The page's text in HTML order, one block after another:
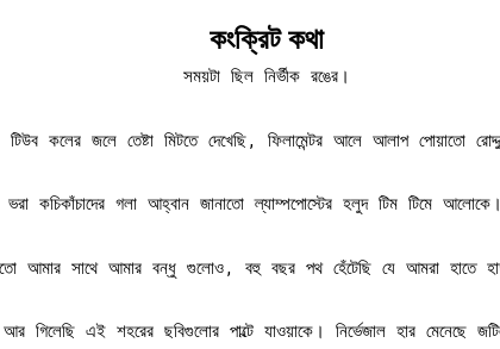
কংক্রিট কথা
সময়টা ছিল নির্ভীক রঙের।
কলের জলে তেষ্টা মিটতে দেখেছি, ফিলামেন্টর আলে আলাপ পোয়াতো
ভরা কচিকাঁচাদের গলা আহ্বান জানাতো ল্যাম্পপোস্টের হলুদ টিম টিমে
আমার সাথে আমার বন্ধু গুলোও, বহু বছর পথ হেঁটেছি যে আমরা হাতে
আর গিলেছি এই শহরের ছবিগুলোর পাল্টে যাওয়াকে। নির্ভেজাল হার মেনেছে